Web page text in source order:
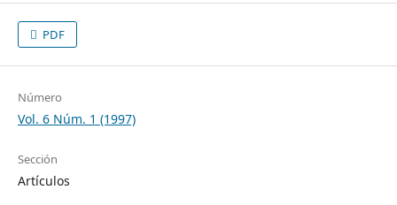
PDF
Número
Vol. 6 Núm. 1 (1997)
Sección
Artículos